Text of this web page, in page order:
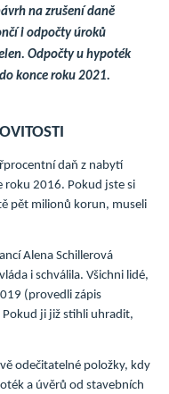
na zrušení daně
i odpočty úroků
Odpočty u hypoték
konce roku 2021.
daň z nabytí
roku 2016. Pokud jste si
pět milionů korun, museli
Alena Schillerová
i schválila. Všichni lidé,
(provedli zápis
ji již stihli uhradit,
odečitatelné položky, kdy
a úvěrů od stavebních